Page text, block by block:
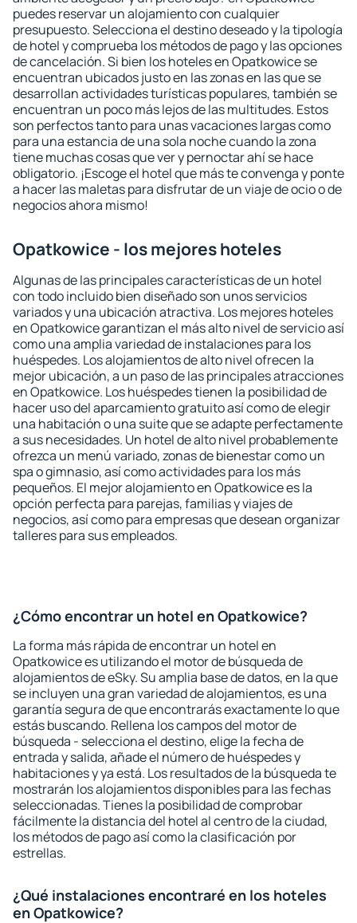
puedes reservar un alojamiento con cualquier
presupuesto. Selecciona el destino deseado y la tipología
de hotel y comprueba los métodos de pago y las opciones
de cancelación. Si bien los hoteles en Opatkowice se
encuentran ubicados justo en las zonas en las que se
desarrollan actividades turísticas populares, también se
encuentran un poco más lejos de las multitudes. Estos
son perfectos tanto para unas vacaciones largas como
para una estancia de una sola noche cuando la zona
tiene muchas cosas que ver y pernoctar ahí se hace
obligatorio. ¡Escoge el hotel que más te convenga y ponte
a hacer las maletas para disfrutar de un viaje de ocio o de
negocios ahora mismo!
Opatkowice - los mejores hoteles
Algunas de las principales características de un hotel
con todo incluido bien diseñado son unos servicios
variados y una ubicación atractiva. Los mejores hoteles
en Opatkowice garantizan el más alto nivel de servicio así
como una amplia variedad de instalaciones para los
huéspedes. Los alojamientos de alto nivel ofrecen la
mejor ubicación, a un paso de las principales atracciones
en Opatkowice. Los huéspedes tienen la posibilidad de
hacer uso del aparcamiento gratuito así como de elegir
una habitación o una suite que se adapte perfectamente
a sus necesidades. Un hotel de alto nivel probablemente
ofrezca un menú variado, zonas de bienestar como un
spa o gimnasio, así como actividades para los más
pequeños. El mejor alojamiento en Opatkowice es la
opción perfecta para parejas, familias y viajes de
negocios, así como para empresas que desean organizar
talleres para sus empleados.
¿Cómo encontrar un hotel en Opatkowice?
La forma más rápida de encontrar un hotel en
Opatkowice es utilizando el motor de búsqueda de
alojamientos de eSky. Su amplia base de datos, en la que
se incluyen una gran variedad de alojamientos, es una
garantía segura de que encontrarás exactamente lo que
estás buscando. Rellena los campos del motor de
búsqueda - selecciona el destino, elige la fecha de
entrada y salida, añade el número de huéspedes y
habitaciones y ya está. Los resultados de la búsqueda te
mostrarán los alojamientos disponibles para las fechas
seleccionadas. Tienes la posibilidad de comprobar
fácilmente la distancia del hotel al centro de la ciudad,
los métodos de pago así como la clasificación por
estrellas.
¿Qué instalaciones encontraré en los hoteles
en Opatkowice?